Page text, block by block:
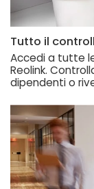
Tutto il
Accedi a tutte
Reolink.
dipendenti o